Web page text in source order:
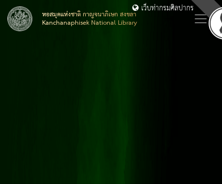
หอสมุดแห่งชาติ กาญจนาภิเษก สงขลา
Kanchanaphisek National Library
เว็บท่ากรมศิลปากร